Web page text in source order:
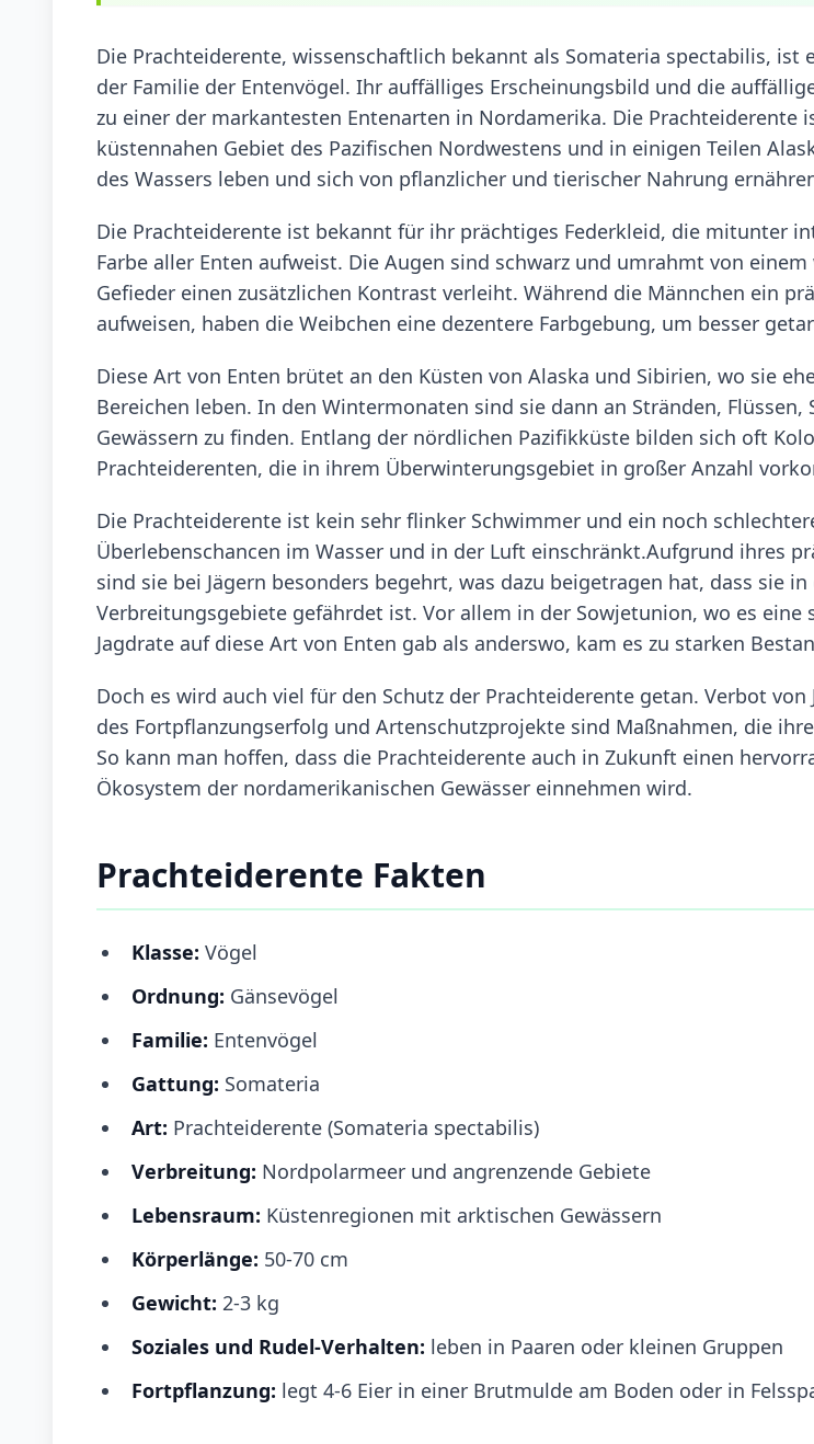
Die Prachteiderente, wissenschaftlich bekannt als Somateria spectabilis, ist
der Familie der Entenvögel. Ihr auffälliges Erscheinungsbild und die
zu einer der markantesten Entenarten in Nordamerika. Die Prachteiderente
küstennahen Gebiet des Pazifischen Nordwestens und in einigen Teilen
des Wassers leben und sich von pflanzlicher und tierischer Nahrung
Die Prachteiderente ist bekannt für ihr prächtiges Federkleid, die mitunter
Farbe aller Enten aufweist. Die Augen sind schwarz und umrahmt von
Gefieder einen zusätzlichen Kontrast verleiht. Während die Männchen ein
aufweisen, haben die Weibchen eine dezentere Farbgebung, um besser
Diese Art von Enten brütet an den Küsten von Alaska und Sibirien, wo sie
Bereichen leben. In den Wintermonaten sind sie dann an Stränden, Flüssen,
Gewässern zu finden. Entlang der nördlichen Pazifikküste bilden sich oft
Prachteiderenten, die in ihrem Überwinterungsgebiet in großer Anzahl
Die Prachteiderente ist kein sehr flinker Schwimmer und ein noch
Überlebenschancen im Wasser und in der Luft einschränkt.Aufgrund ihres
sind sie bei Jägern besonders begehrt, was dazu beigetragen hat, dass sie
Verbreitungsgebiete gefährdet ist. Vor allem in der Sowjetunion, wo es eine
Jagdrate auf diese Art von Enten gab als anderswo, kam es zu starken
Doch es wird auch viel für den Schutz der Prachteiderente getan. Verbot von
des Fortpflanzungserfolg und Artenschutzprojekte sind Maßnahmen, die
So kann man hoffen, dass die Prachteiderente auch in Zukunft einen
Ökosystem der nordamerikanischen Gewässer einnehmen wird.
Prachteiderente Fakten
Klasse: Vögel
Ordnung: Gänsevögel
Familie: Entenvögel
Gattung: Somateria
Art: Prachteiderente (Somateria spectabilis)
Verbreitung: Nordpolarmeer und angrenzende Gebiete
Lebensraum: Küstenregionen mit arktischen Gewässern
Körperlänge: 50-70 cm
Gewicht: 2-3 kg
Soziales und Rudel-Verhalten: leben in Paaren oder kleinen Gruppen
Fortpflanzung: legt 4-6 Eier in einer Brutmulde am Boden oder in